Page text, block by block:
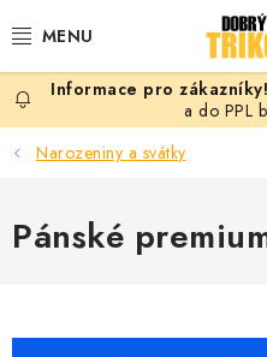
na
PRO ŽENY
PRO MUŽE
PRO DĚTI
a do PPL
Narozeniny a svátky
Pánské